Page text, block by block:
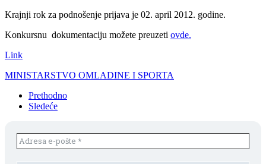
Krajnji rok za podnošenje prijava je 02. april 2012. godine.
Konkursnu dokumentaciju možete preuzeti ovde.
Link
MINISTARSTVO OMLADINE I SPORTA
Prethodno
Sledeće